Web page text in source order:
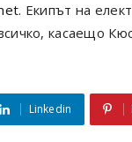
. Екипът на
касаещо
Linkedin